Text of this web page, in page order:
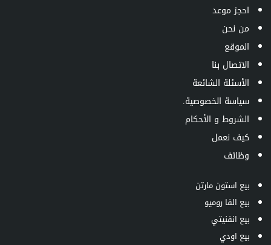
احجز موعد
من نحن
الموقع
الاتصال بنا
الأسئلة الشائعة
سياسة الخصوصية.
الشروط و الأحكام
كيف نعمل
وظائف
بيع استون مارتن
بيع الفا روميو
بيع انفنيتي
بيع اودي